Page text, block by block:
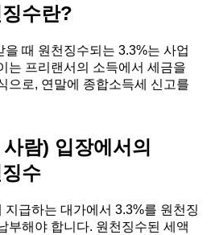
수란?
을 때 원천징수되는 3.3%는 사업
는 프리랜서의 소득에서 세금을
으로, 연말에 종합소득세 신고를
람) 입장에서의
수
급하는 대가에서 3.3%를 원천징
부해야 합니다. 원천징수된 세액